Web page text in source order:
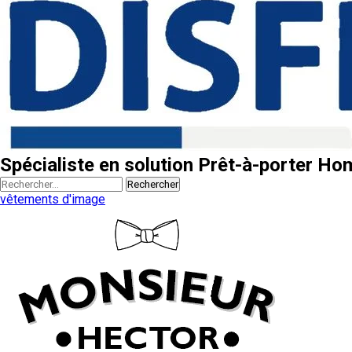
Spécialiste en solution Prêt-à-porter
Rechercher
vêtements d'image